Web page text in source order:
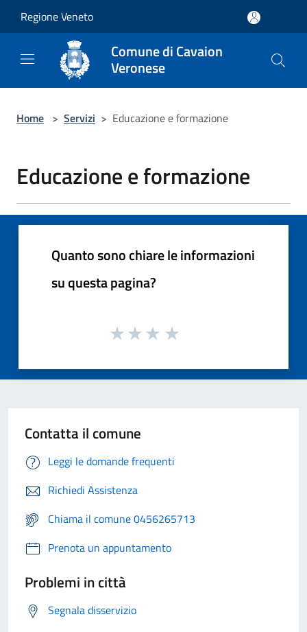
Regione Veneto
Comune di Cavaion
Veronese
Home > Servizi > Educazione e formazione
Educazione e formazione
Quanto sono chiare le informazioni
su questa pagina?
Contatta il comune
Leggi le domande frequenti
Richiedi Assistenza
Chiama il comune 0456265713
Prenota un appuntamento
Problemi in città
Segnala disservizio